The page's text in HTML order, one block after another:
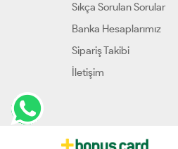
Sıkça Sorulan Sorular
Banka Hesaplarımız
Sipariş Takibi
İletişim